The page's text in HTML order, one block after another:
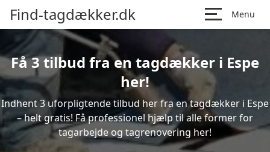
Find-tagdækker.dk Menu
Få 3 tilbud fra en tagdækker i Espe
her!
Indhent 3 uforpligtende tilbud her fra en tagdækker i Espe
– helt gratis! Få professionel hjælp til alle former for
tagarbejde og tagrenovering her!